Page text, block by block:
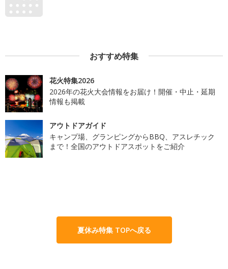
おすすめ特集
花火特集2026
2026年の花火大会情報をお届け！開催・中止・延期
情報も掲載
アウトドアガイド
キャンプ場、グランピングからBBQ、アスレチック
まで！全国のアウトドアスポットをご紹介
夏休み特集 TOPへ戻る